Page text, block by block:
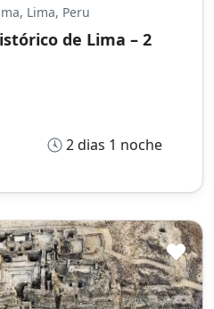
Lima, Peru
de Lima – 2
2 dias 1 noche